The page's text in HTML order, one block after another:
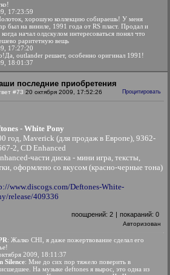
17:23:59
хорошую коллекцию собираешь! У меня
был на виниле, 1991 года от RS пласт. Продал и
начал олдскулом интересоваться понял что
раритетную вещь
17:27:20
outlander решает, особенно оригинал 1991!
18:01:37
последние приобретения
#73 20 октября 2009, 17:52:26 Процитировать
- White Pony
год, Maverick (для продаж в Европе), 9362-
2, CD Enhanced
части диска - мини игра, тексты,
оформлено со вкусом (красно-черные тона)
www.discogs.com/Deftones-White-
release/409336
поощрений: 2 | покараний: 0
Авторизован
: Жалко CHI, я даже пожертвование сделал его
2009, 18:11:37
Silence: Мне до сих пор тяжело поверить в
На музыке deftones я вырос, это одна из